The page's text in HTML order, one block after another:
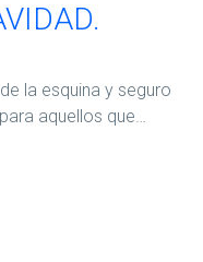
la esquina y seguro
aquellos que…